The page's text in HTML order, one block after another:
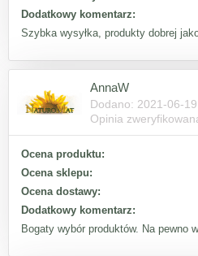
Dodatkowy komentarz:
Szybka wysyłka, produkty dobrej
AnnaW
Dodano: 2021-06-19
Opinia
Ocena produktu:
Ocena sklepu:
Ocena dostawy:
Dodatkowy komentarz:
Bogaty wybór produktów. Na pewno